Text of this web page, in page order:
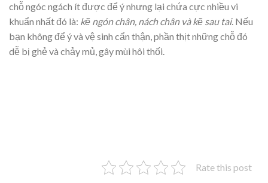
chỗ ngóc ngách ít được để ý nhưng lại chứa cực nhiều vi
khuẩn nhất đó là: kẽ ngón chân, nách chân và kẽ sau tai. Nếu
bạn không để ý và vệ sinh cẩn thận, phần thịt những chỗ đó
dễ bị ghẻ và chảy mủ, gây mùi hôi thối.
Rate this post